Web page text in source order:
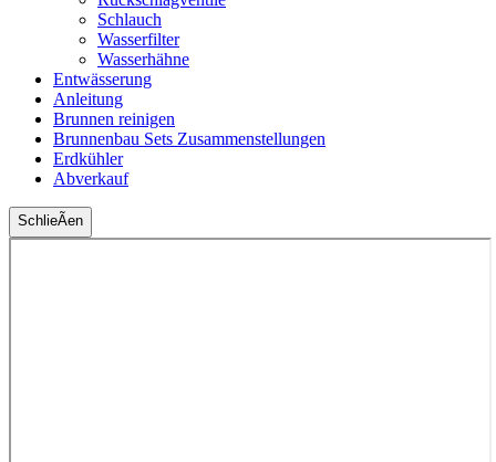
Schlauch
Wasserfilter
Wasserhähne
Entwässerung
Anleitung
Brunnen reinigen
Brunnenbau Sets Zusammenstellungen
Erdkühler
Abverkauf
SchlieÃen